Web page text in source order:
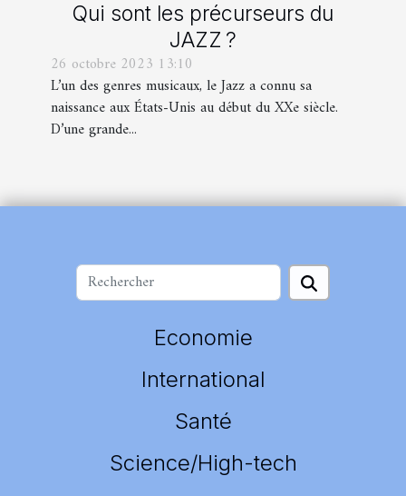
Qui sont les précurseurs du
JAZZ ?
26 octobre 2023 13:10
L’un des genres musicaux, le Jazz a connu sa
naissance aux États-Unis au début du XXe siècle.
D’une grande...
Economie
International
Santé
Science/High-tech